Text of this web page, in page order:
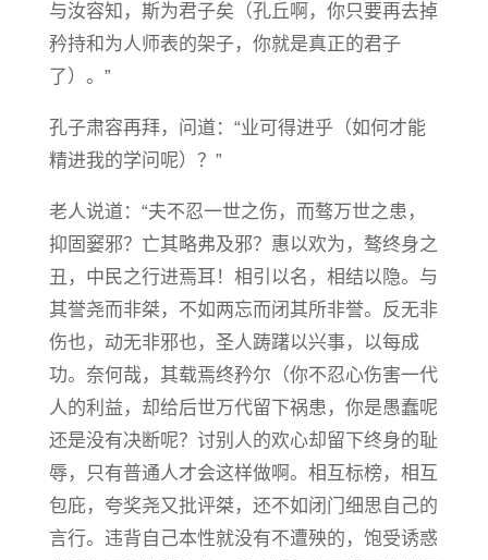
与汝容知，斯为君子矣（孔丘啊，你只要再去掉
矜持和为人师表的架子，你就是真正的君子
了）。”
孔子肃容再拜，问道：“业可得进乎（如何才能
精进我的学问呢）？”
老人说道：“夫不忍一世之伤，而骜万世之患，
抑固窭邪？亡其略弗及邪？惠以欢为，骜终身之
丑，中民之行进焉耳！相引以名，相结以隐。与
其誉尧而非桀，不如两忘而闭其所非誉。反无非
伤也，动无非邪也，圣人踌躇以兴事，以每成
功。奈何哉，其载焉终矜尔（你不忍心伤害一代
人的利益，却给后世万代留下祸患，你是愚蠢呢
还是没有决断呢？讨别人的欢心却留下终身的耻
辱，只有普通人才会这样做啊。相互标榜，相互
包庇，夸奖尧又批评桀，还不如闭门细思自己的
言行。违背自己本性就没有不遭殃的，饱受诱惑